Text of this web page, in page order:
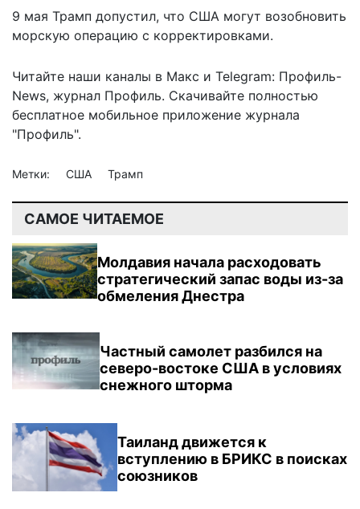
9 мая Трамп допустил, что США могут возобновить
морскую операцию с корректировками.
Читайте наши каналы в Макс и Telegram: Профиль-
News, журнал Профиль. Скачивайте полностью
бесплатное мобильное приложение журнала
"Профиль".
Метки: США Трамп
САМОЕ ЧИТАЕМОЕ
Молдавия начала расходовать
стратегический запас воды из-за
обмеления Днестра
Частный самолет разбился на
северо-востоке США в условиях
снежного шторма
Таиланд движется к
вступлению в БРИКС в поисках
союзников